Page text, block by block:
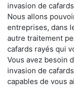
invasion de
Nous allons
entreprises, dans
autre traitement
cafards rayés qui
Vous avez besoin
invasion de
capables de vous